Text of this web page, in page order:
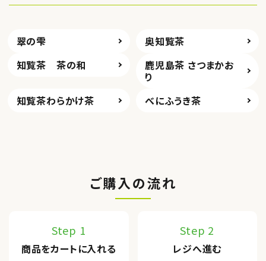
翠の雫
奥知覧茶
知覧茶 茶の和
鹿児島茶 さつまかお
り
知覧茶わらかけ茶
べにふうき茶
ご購入の流れ
Step 1
商品をカートに入れる
Step 2
レジへ進む